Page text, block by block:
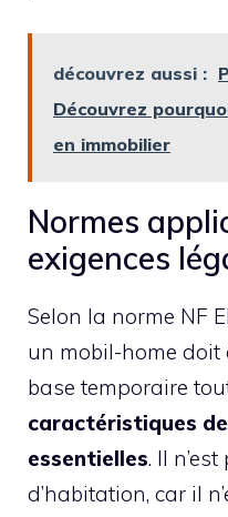
découvrez aussi :
Découvrez
en immobilier
Normes
exigences
Selon la norme NF
un mobil-home doit
base temporaire
caractéristiques
essentielles. Il
d’habitation, car il